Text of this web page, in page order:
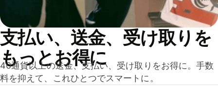
支払い、送金、受け取りを
もっとお得に
40通貨以上の送金、支払い、受け取りをお得に。手数
料を抑えて、これひとつでスマートに。